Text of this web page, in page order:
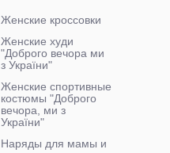
Женские кроссовки
Женские худи
"Доброго вечора ми
з України"
Женские спортивные
костюмы "Доброго
вечора, ми з
України"
Наряды для мамы и